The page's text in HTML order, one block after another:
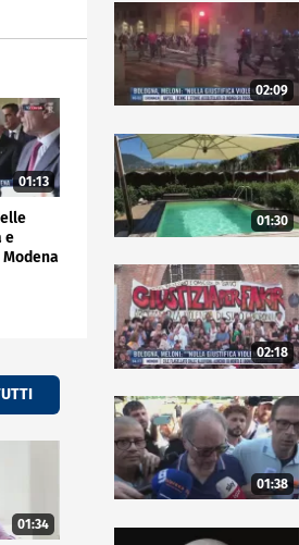
01:13
e
01:34
02:09
01:30
02:18
01:38